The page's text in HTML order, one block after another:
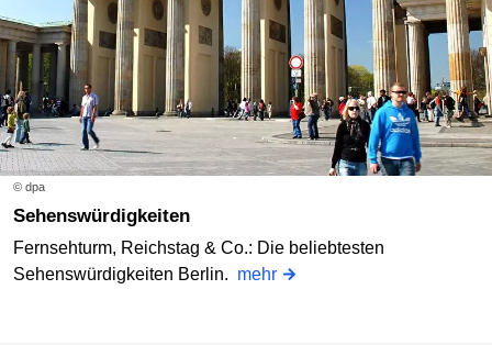
© dpa
Sehenswürdigkeiten
Fernsehturm, Reichstag & Co.: Die beliebtesten
Sehenswürdigkeiten Berlin. mehr